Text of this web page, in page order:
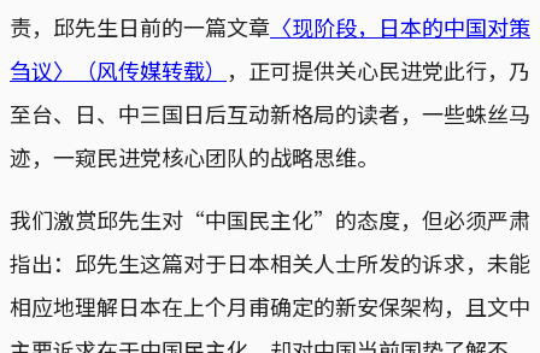
责，邱先生日前的一篇文章 〈现阶段，日本的中国对策
刍议〉（风传媒转载） ，正可提供关心民进党此行，乃
至台、日、中三国日后互动新格局的读者，一些蛛丝马
迹，一窥民进党核心团队的战略思维。
我们激赏邱先生对“中国民主化”的态度，但必须严肃
指出：邱先生这篇对于日本相关人士所发的诉求，未能
相应地理解日本在上个月甫确定的新安保架构，且文中